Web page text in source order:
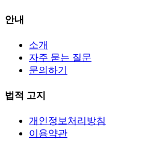
안내
소개
자주 묻는 질문
문의하기
법적 고지
개인정보처리방침
이용약관